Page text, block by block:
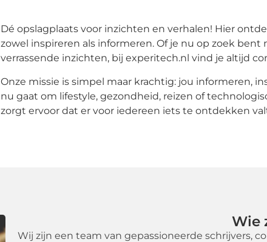
Dé opslagplaats voor inzichten en verhalen! Hier
zowel inspireren als informeren. Of je nu op zoek
verrassende inzichten, bij experitech.nl vind je altijd
Onze missie is simpel maar krachtig: jou informeren,
nu gaat om lifestyle, gezondheid, reizen of
zorgt ervoor dat er voor iedereen iets te ontdekken
Wie
Wij zijn een team van gepassioneerde schrijvers,